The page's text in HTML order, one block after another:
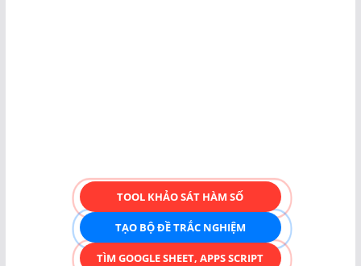
TOOL KHẢO SÁT HÀM SỐ
TẠO BỘ ĐỀ TRẮC NGHIỆM
TÌM GOOGLE SHEET, APPS SCRIPT